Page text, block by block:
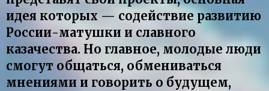
идея которых — содействие развитию
России-матушки и славного
казачества. Но главное, молодые люди
смогут общаться, обмениваться
мнениями и говорить о будущем,